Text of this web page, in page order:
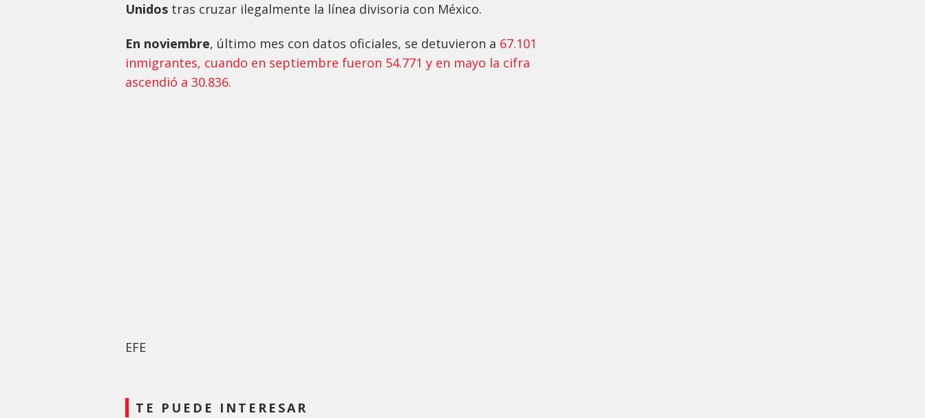
Unidos tras cruzar ilegalmente la línea divisoria con México.
En noviembre, último mes con datos oficiales, se detuvieron a 67.101
inmigrantes, cuando en septiembre fueron 54.771 y en mayo la cifra
ascendió a 30.836.
EFE
TE PUEDE INTERESAR